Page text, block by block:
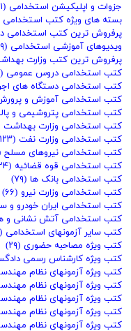
جزوات و اپلیکیشن استخدامی (۵۱)
بسته های ویژه کتب استخدامی
پرفروش ترین کتب استخدامی در
ویدیوهای آموزشی استخدامی (۹)
پرفروش ترین کتب وزارت
کتب استخدامی دروس عمومی (۱۰۵)
کتب استخدامی دستگاه های
کتب استخدامی آموزش و
کتب استخدامی پتروشیمی و
کتب استخدامی وزارت بهداشت
کتب استخدامی وزارت نفت (۱۲۳)
کتب استخدامی نیروهای مسلح
کتب استخدامی قوه قضائیه (۱,۰۲۴)
کتب استخدامی بانک ها (۷۹)
کتب استخدامی وزارت نیرو (۶۶)
کتب استخدامی ایران خودرو و
کتب استخدامی آتش نشانی و
کتب سایر آزمونهای استخدامی (۴۹)
کتب ویژه مصاحبه حضوری (۲۹)
کتب ویژه کارشناس رسمی
کتب ویژه آزمونهای نظام
کتب ویژه آزمونهای نظام
کتب ویژه آزمونهای نظام
کتب ویژه آزمونهای نظام
کتب ویژه آزمونهای نظام